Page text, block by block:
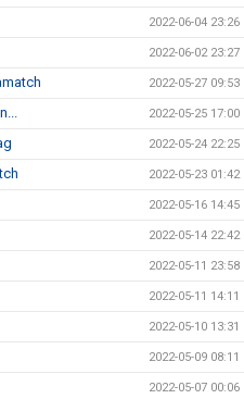
2022-06-04 23:26
2022-06-02 23:27
2022-05-27 09:53
2022-05-25 17:00
2022-05-24 22:25
2022-05-23 01:42
2022-05-16 14:45
2022-05-14 22:42
2022-05-11 23:58
2022-05-11 14:11
2022-05-10 13:31
2022-05-09 08:11
2022-05-07 00:06